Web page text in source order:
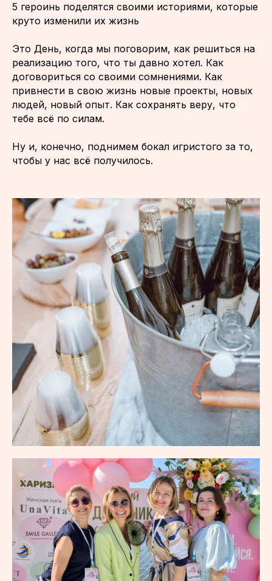
5 героинь поделятся своими историями, которые
круто изменили их жизнь
Это День, когда мы поговорим, как решиться на
реализацию того, что ты давно хотел. Как
договориться со своими сомнениями. Как
привнести в свою жизнь новые проекты, новых
людей, новый опыт. Как сохранять веру, что
тебе всё по силам.
Ну и, конечно, поднимем бокал игристого за то,
чтобы у нас всё получилось.